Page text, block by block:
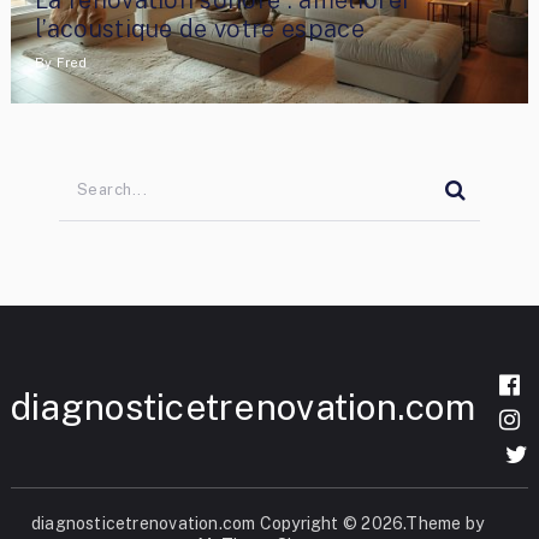
l’acoustique de votre espace
ByFred
diagnosticetrenovation.com
diagnosticetrenovation.com Copyright © 2026.Theme by